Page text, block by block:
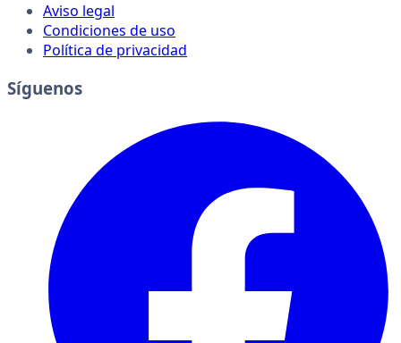
Aviso legal
Condiciones de uso
Política de privacidad
Síguenos